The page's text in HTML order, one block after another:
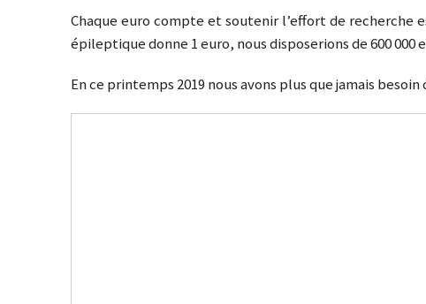
Chaque euro compte et soutenir l’effort de recherche
épileptique donne 1 euro, nous disposerions de 600
En ce printemps 2019 nous avons plus que jamais besoin